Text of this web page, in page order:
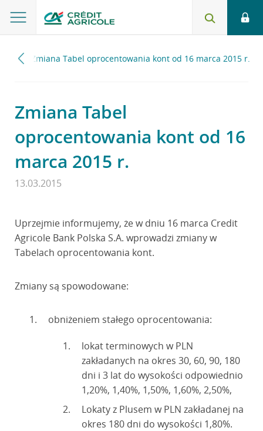
Zmiana Tabel oprocentowania kont od 16 marca 2015 r.
Zmiana Tabel
oprocentowania kont od 16
marca 2015 r.
13.03.2015
Uprzejmie informujemy, że w dniu 16 marca Credit
Agricole Bank Polska S.A. wprowadzi zmiany w
Tabelach oprocentowania kont.
Zmiany są spowodowane:
obniżeniem stałego oprocentowania:
lokat terminowych w PLN
zakładanych na okres 30, 60, 90, 180
dni i 3 lat do wysokości odpowiednio
1,20%, 1,40%, 1,50%, 1,60%, 2,50%,
Lokaty z Plusem w PLN zakładanej na
okres 180 dni do wysokości 1,80%.